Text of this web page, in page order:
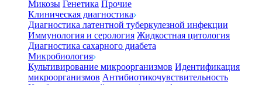
Микозы Генетика Прочие
Клиническая диагностика
Диагностика латентной туберкулезной инфекции
Иммунология и серология Жидкостная цитология
Диагностика сахарного диабета
Микробиология
Культивирование микроорганизмов Идентификация
микроорганизмов Антибиотикочувствительность